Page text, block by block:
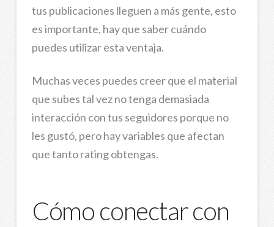
tus publicaciones lleguen a más gente, esto
es importante, hay que saber cuándo
puedes utilizar esta ventaja.
Muchas veces puedes creer que el material
que subes tal vez no tenga demasiada
interacción con tus seguidores porque no
les gustó, pero hay variables que afectan
que tanto rating obtengas.
Cómo conectar con